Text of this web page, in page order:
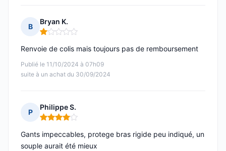
B
Bryan K.
Note : 1 sur 5
Publié le 11/10/2024 à 07h09
suite à un achat du 30/09/2024
Renvoie de colis mais toujours pas de remboursement
P
Philippe S.
Note : 4 sur 5
Gants impeccables, protege bras rigide peu indiqué, un
souple aurait été mieux